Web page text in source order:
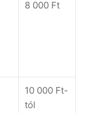
8 000 Ft
10 000 Ft-
tól